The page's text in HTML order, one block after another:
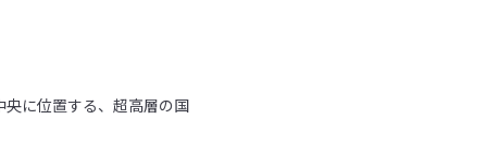
に位置する、超高層の国